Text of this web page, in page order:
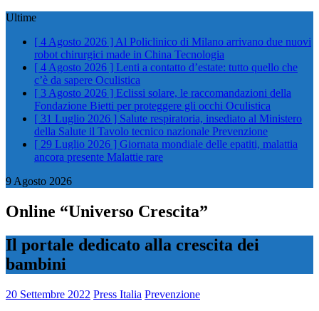
Ultime
[ 4 Agosto 2026 ] Al Policlinico di Milano arrivano due nuovi
robot chirurgici made in China Tecnologia
[ 4 Agosto 2026 ] Lenti a contatto d’estate: tutto quello che
c’è da sapere Oculistica
[ 3 Agosto 2026 ] Eclissi solare, le raccomandazioni della
Fondazione Bietti per proteggere gli occhi Oculistica
[ 31 Luglio 2026 ] Salute respiratoria, insediato al Ministero
della Salute il Tavolo tecnico nazionale Prevenzione
[ 29 Luglio 2026 ] Giornata mondiale delle epatiti, malattia
ancora presente Malattie rare
9 Agosto 2026
Online “Universo Crescita”
Il portale dedicato alla crescita dei
bambini
20 Settembre 2022 Press Italia Prevenzione